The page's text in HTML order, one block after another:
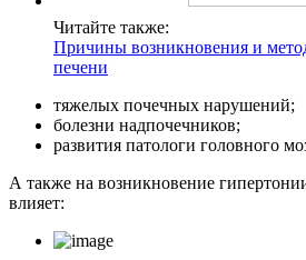
Читайте также:
Причины возникновения и
печени
тяжелых почечных нарушений;
болезни надпочечников;
развития патологи головного
А также на возникновение
влияет: